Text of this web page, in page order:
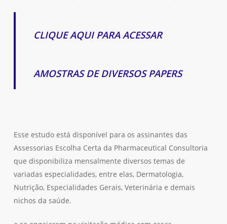
CLIQUE AQUI PARA ACESSAR
AMOSTRAS DE DIVERSOS PAPERS
Esse estudo está disponível para os assinantes das
Assessorias Escolha Certa da Pharmaceutical Consultoria
que disponibiliza mensalmente diversos temas de
variadas especialidades, entre elas, Dermatologia,
Nutrição, Especialidades Gerais, Veterinária e demais
nichos da saúde.